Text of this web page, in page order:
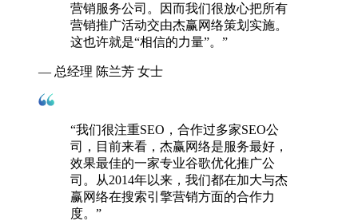
营销服务公司。因而我们很放心把所有
营销推广活动交由杰赢网络策划实施。
这也许就是“相信的力量”。”
— 总经理 陈兰芳 女士
“我们很注重SEO，合作过多家SEO公
司，目前来看，杰赢网络是服务最好，
效果最佳的一家专业谷歌优化推广公
司。从2014年以来，我们都在加大与杰
赢网络在搜索引擎营销方面的合作力
度。”